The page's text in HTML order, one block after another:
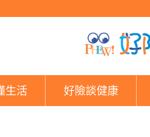
生活 好險談健康